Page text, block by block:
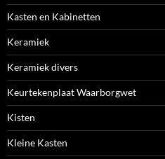
Kasten en Kabinetten
Keramiek
Keramiek divers
Keurtekenplaat Waarborgwet
Kisten
Kleine Kasten